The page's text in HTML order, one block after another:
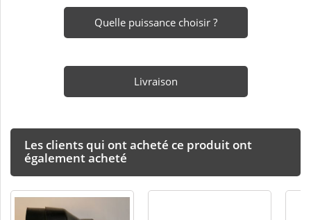
Quelle puissance choisir ?
Livraison
Les clients qui ont acheté ce produit ont
également acheté